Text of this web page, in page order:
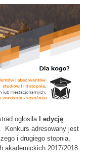
ogłosiła I edycję
. Konkurs adresowany jest
i drugiego stopnia,
akademickich 2017/2018